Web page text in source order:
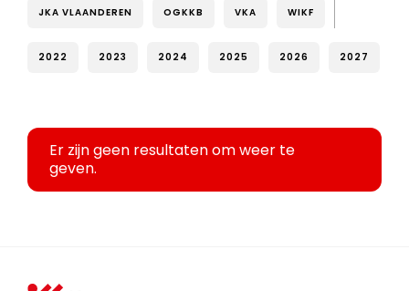
JKA VLAANDEREN OGKKB VKA WIKF
2022 2023 2024 2025 2026 2027
Er zijn geen resultaten om weer te
geven.